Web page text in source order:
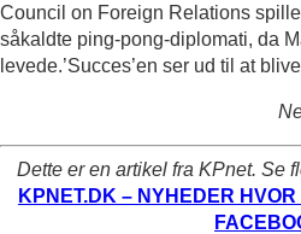
Council on Foreign Relations
såkaldte ping-pong-diplomati, da
levede.’Succes’en ser ud til at
Dette er en artikel fra KPnet. Se
KPNET.DK – NYHEDER